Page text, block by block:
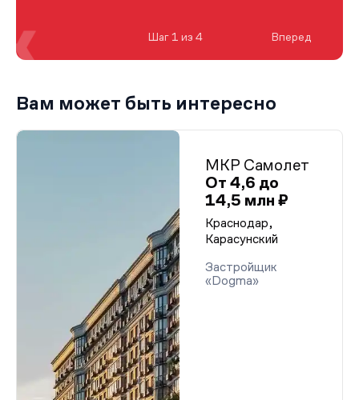
Шаг 1 из 4 Вперед
Вам может быть интересно
МКР Самолет
От 4,6 до
14,5 млн ₽
Краснодар,
Карасунский
Застройщик
«Dogma»